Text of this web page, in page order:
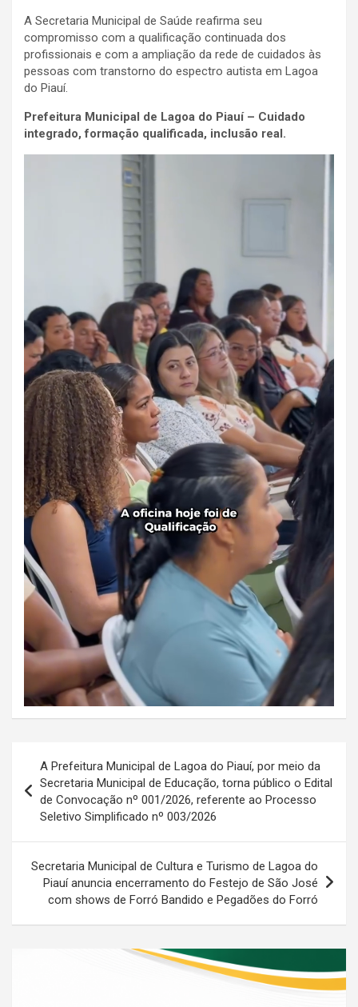
A Secretaria Municipal de Saúde reafirma seu
compromisso com a qualificação continuada dos
profissionais e com a ampliação da rede de cuidados às
pessoas com transtorno do espectro autista em Lagoa
do Piauí.
Prefeitura Municipal de Lagoa do Piauí – Cuidado
integrado, formação qualificada, inclusão real.
de
Post
A Prefeitura Municipal de Lagoa do Piauí, por meio da
Secretaria Municipal de Educação, torna público o Edital
de Convocação nº 001/2026, referente ao Processo
Seletivo Simplificado nº 003/2026
Secretaria Municipal de Cultura e Turismo de Lagoa do
Piauí anuncia encerramento do Festejo de São José
com shows de Forró Bandido e Pegadões do Forró